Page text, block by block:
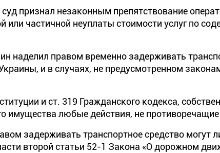
признал незаконным препятствование
или частичной неуплаты стоимости услуг по
наделил правом временно задерживать
и в случаях, не предусмотренном
и ст. 319 Гражданского кодекса,
имущества любые действия, не противоречащие
задерживать транспортное средство могут
второй статьи 52-1 Закона «О дорожном